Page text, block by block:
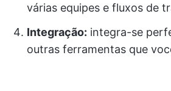
várias equipes e fluxos de
Integração: integra-se
outras ferramentas que